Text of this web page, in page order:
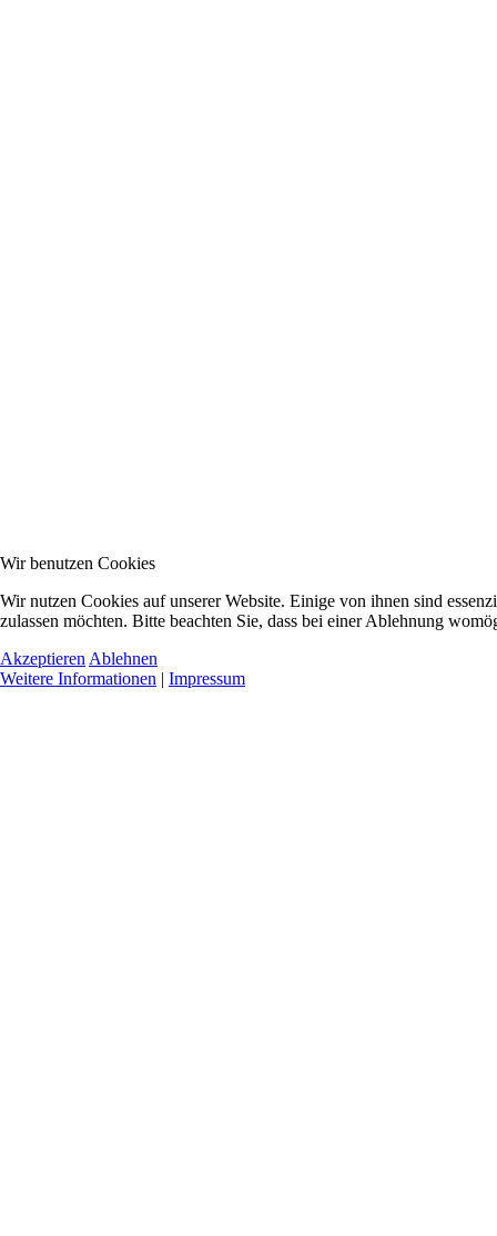
Wir benutzen Cookies
Wir nutzen Cookies auf unserer Website. Einige von ihnen sind
zulassen möchten. Bitte beachten Sie, dass bei einer Ablehnung
Akzeptieren Ablehnen
Weitere Informationen | Impressum